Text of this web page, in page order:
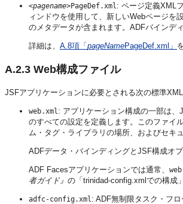
<pagename>PageDef.xml : ページ定義XML
ィンドウを使用して、新しいWebページを
のメタデータが含まれます。ADFバインデ
詳細は、 A.8項「pageNamePageDef.xml」
A.2.3 Web構成ファイル
JSFアプリケーションに必要とされる次の標準
web.xml : アプリケーション構成の一部は
のすべての設定を定義します。このファイル
ム・タグ・ライブラリの場所、およびセキ
ADFデータ・バインディングとJSF構成オプ
ADF Facesアプリケーションでは通常、
者ガイド』 の「trinidad-config.xmlでの構成
adfc-config.xml : ADF無制限タスク・フ